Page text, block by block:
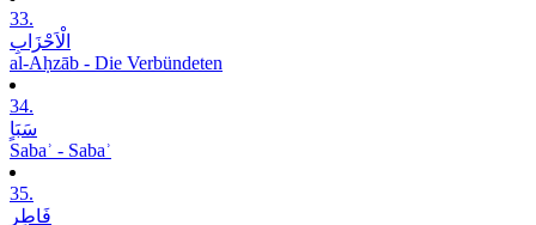
33.
الْاَحْزَابِ
al-Aḥzāb - Die Verbündeten
34.
سَبَاٍ
Sabaʾ - Sabaʾ
35.
فَاطِرٍ